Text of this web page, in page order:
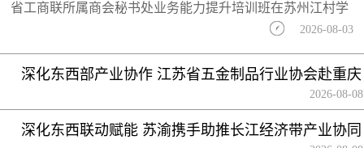
省工商联所属商会秘书处业务能力提升培训班在苏州江村学
2026-08-03
深化东西部产业协作 江苏省五金制品行业协会赴重庆
2026-08-08
深化东西联动赋能 苏渝携手助推长江经济带产业协同